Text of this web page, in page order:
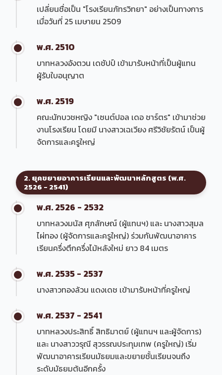
เปลี่ยนชื่อเป็น "โรงเรียนภัทรวิทยา" อย่างเป็นทางการ
เมื่อวันที่ 25 เมษายน 2509
พ.ศ. 2510
บาทหลวงอังตวน เดชัปป์ เข้ามารับหน้าที่เป็นผู้แทน
ผู้รับใบอนุญาต
พ.ศ. 2519
คณะนักบวชหญิง "เซนต์ปอล เดอ ชาร์ตร" เข้ามาช่วย
งานโรงเรียน โดยมี นางสาวเฉเวียง ศรีวิชัยรัตน์ เป็นผู้
จัดการและครูใหญ่
2. ยุคขยายอาคารเรียนและพัฒนาหลักสูตร (พ.ศ.
2526 - 2541)
พ.ศ. 2526 - 2532
บาทหลวงมนัส ศุภลักษณ์ (ผู้แทนฯ) และ นางสาวสุมล
ไผ่ทอง (ผู้จัดการและครูใหญ่) ร่วมกันพัฒนาอาคาร
เรียนครึ่งตึกครึ่งไม้หลังใหม่ ยาว 84 เมตร
พ.ศ. 2535 - 2537
นางสาวทองล้วน แดงเดช เข้ามารับหน้าที่ครูใหญ่
พ.ศ. 2537 - 2541
บาทหลวงประสิทธิ์ สิทธิมาตย์ (ผู้แทนฯ และผู้จัดการ)
และ นางสาววรุณี สุวรรณประทุมเทพ (ครูใหญ่) เริ่ม
พัฒนาอาคารเรียนมัธยมและขยายชั้นเรียนจนถึง
ระดับมัธยมต้นอีกครั้ง